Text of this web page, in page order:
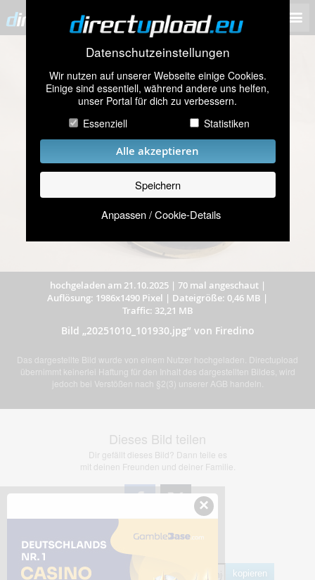
Datenschutzeinstellungen
Wir nutzen auf unserer Webseite einige Cookies.
Einige sind essentiell, während andere uns helfen,
unser Portal für dich zu verbessern.
Essenziell
Statistiken
Alle akzeptieren
Speichern
Anpassen / Cookie-Details
hochgeladen am 21.10.2025| 70 mal angeschaut|
Auflösung: 1986x1490 Pixel | Dateigröße: 0,46 MB |
Traffic: 32,21 MB
Bild „20251010_101930.jpg” von Firedino
Das dargestellte Bild wurde von einem Nutzer hochgeladen. Directupload
übernimmt keinerlei Haftung für den Inhalt des dargestellten Bildes, wird
jedoch bei Verstößen nach §2(3) unserer AGB handeln.
Dieses Bild teilen
Dir gefällt dieses Bild? Dann teile es
mit deinen Freunden und deiner Familie.
Share Links
kopieren
×